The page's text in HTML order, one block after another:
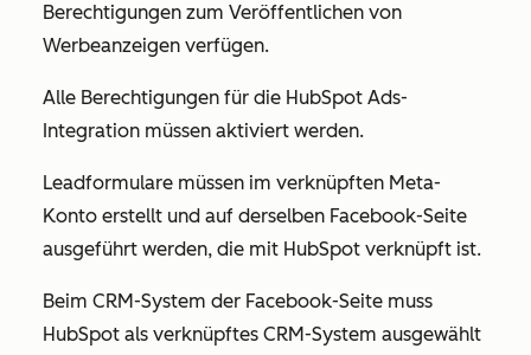
Berechtigungen zum Veröffentlichen von
Werbeanzeigen verfügen.
Alle Berechtigungen für die HubSpot Ads-
Integration müssen aktiviert werden.
Leadformulare müssen im verknüpften Meta-
Konto erstellt und auf derselben Facebook-Seite
ausgeführt werden, die mit HubSpot verknüpft ist.
Beim CRM-System der Facebook-Seite muss
HubSpot als verknüpftes CRM-System ausgewählt